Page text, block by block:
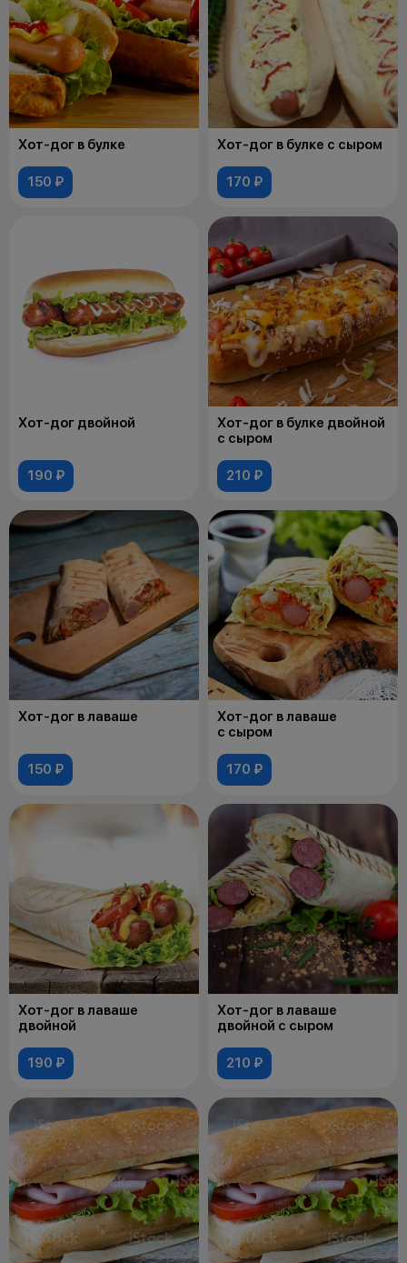
Хот-дог в булке
150 ₽
Хот-дог в булке с сыром
170 ₽
Хот-дог двойной
190 ₽
Хот-дог в булке двойной
с сыром
210 ₽
Хот-дог в лаваше
150 ₽
Хот-дог в лаваше
с сыром
170 ₽
Хот-дог в лаваше
двойной
190 ₽
Хот-дог в лаваше
двойной с сыром
210 ₽